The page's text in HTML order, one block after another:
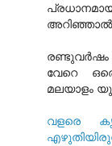
അറിഞ്ഞാല്‍
വേറെ
മലയാളം
വളരെ